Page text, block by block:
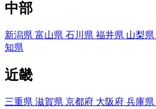
中部
新潟県 富山県 石川県 福井県 山梨県
知県
近畿
三重県 滋賀県 京都府 大阪府 兵庫県